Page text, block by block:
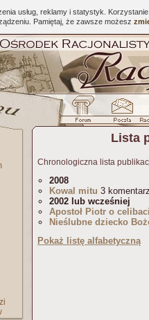
usług, reklamy i statystyk.
Pamiętaj, że zawsze możesz
Lista
Chronologiczna lista
2008
Kowal mitu 3
2002 lub wcześniej
Apostoł Piotr o
Nieślubne dziecko
Pokaż listę alfabetyczną